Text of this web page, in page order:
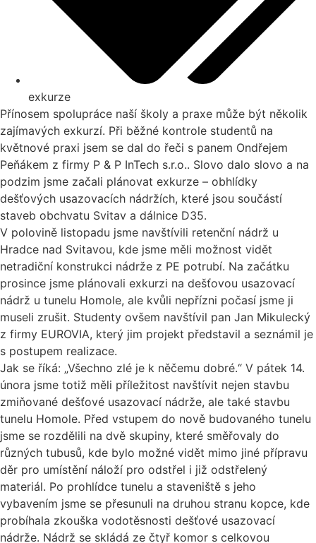
exkurze
Přínosem spolupráce naší školy a praxe může být několik
zajímavých exkurzí. Při běžné kontrole studentů na
květnové praxi jsem se dal do řeči s panem Ondřejem
Peňákem z firmy P & P InTech s.r.o.. Slovo dalo slovo a na
podzim jsme začali plánovat exkurze – obhlídky
dešťových usazovacích nádržích, které jsou součástí
staveb obchvatu Svitav a dálnice D35.
V polovině listopadu jsme navštívili retenční nádrž u
Hradce nad Svitavou, kde jsme měli možnost vidět
netradiční konstrukci nádrže z PE potrubí. Na začátku
prosince jsme plánovali exkurzi na dešťovou usazovací
nádrž u tunelu Homole, ale kvůli nepřízni počasí jsme ji
museli zrušit. Studenty ovšem navštívil pan Jan Mikulecký
z firmy EUROVIA, který jim projekt představil a seznámil je
s postupem realizace.
Jak se říká: „Všechno zlé je k něčemu dobré.“ V pátek 14.
února jsme totiž měli příležitost navštívit nejen stavbu
zmiňované dešťové usazovací nádrže, ale také stavbu
tunelu Homole. Před vstupem do nově budovaného tunelu
jsme se rozdělili na dvě skupiny, které směřovaly do
různých tubusů, kde bylo možné vidět mimo jiné přípravu
děr pro umístění náloží pro odstřel i již odstřelený
materiál. Po prohlídce tunelu a staveniště s jeho
vybavením jsme se přesunuli na druhou stranu kopce, kde
probíhala zkouška vodotěsnosti dešťové usazovací
nádrže. Nádrž se skládá ze čtyř komor s celkovou